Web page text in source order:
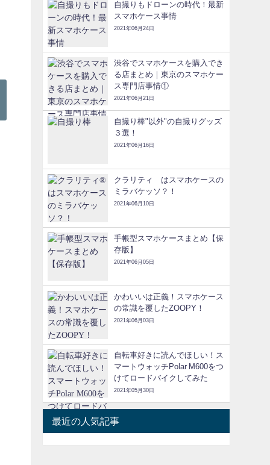
自撮りもドローンの時代！最新
スマホケース事情
2021年06月24日
渋谷でスマホケースを購入でき
る店まとめ｜東京のスマホケー
ス専門店事情①
2021年06月21日
自撮り棒"以外"の自撮りグッズ
３選！
2021年06月16日
クラリティ®はスマホケースの
ミラバケッソ？！
2021年06月10日
手帳型スマホケースまとめ【保
存版】
2021年06月05日
かわいいは正義！スマホケース
の常識を覆したZOOPY！
2021年06月03日
自転車好きに読んでほしい！ス
マートウォッチPolar M600をつ
けてロードバイクしてみた
2021年05月30日
最近の人気記事